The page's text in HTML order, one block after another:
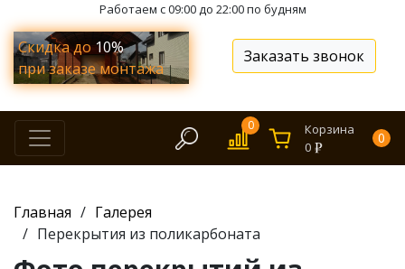
Работаем с 09:00 до 22:00 по будням
Скидка до10%
при заказе монтажа
Заказать звонок
0
Корзина
0
0
Главная
Галерея
Перекрытия из поликарбоната